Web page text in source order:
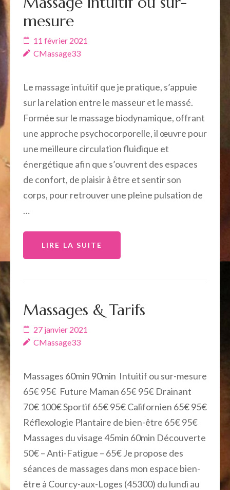
mesure
11 février 2021
CMassage33
Le massage intuitif que je pratique, s’appuie
sur la relation entre le masseur et le massé.
Formée sur le massage biodynamique, offrant
une approche psychocorporelle, il œuvre pour
une meilleure circulation fluidique et
énergétique afin que s’ouvrent des espaces
de confort, de plaisir à être et sentir son
corps, pour retrouver une pleine pulsation de
…
LIRE LA SUITE
Massages & Tarifs
27 janvier 2021
CMassage33
Massages 60min 90min Intuitif ou sur-mesure
65€ 95€ Future Maman 65€ 95€ Drainant
70€ 100€ Sportif 65€ 95€ Californien 65€ 95€
Réflexologie Plantaire de bien-être 65€ 95€
Massages du visage 45min 60min Découverte
50€ – Anti-Fatigue – 65€ Je propose des
séances de massages dans mon espace bien-
être à Courcy-aux-Loges (45300) du lundi au